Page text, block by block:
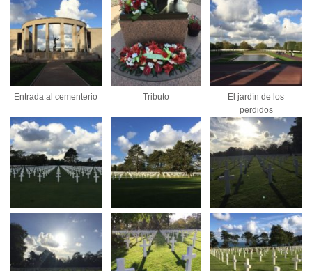
Entrada al cementerio Tributo
El jardín de los
perdidos